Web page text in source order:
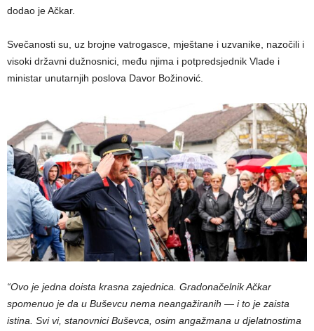
dodao je Ačkar.
Svečanosti su, uz brojne vatrogasce, mještane i uzvanike, nazočili i
visoki državni dužnosnici, među njima i potpredsjednik Vlade i
ministar unutarnjih poslova Davor Božinović.
“Ovo je jedna doista krasna zajednica. Gradonačelnik Ačkar
spomenuo je da u Buševcu nema neangažiranih — i to je zaista
istina. Svi vi, stanovnici Buševca, osim angažmana u djelatnostima